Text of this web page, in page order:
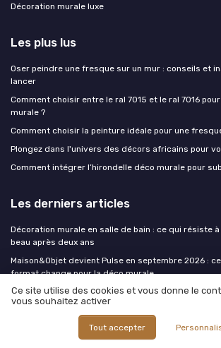
Décoration murale luxe
Les plus lus
Oser peindre une fresque sur un mur : conseils et
lancer
Comment choisir entre le ral 7015 et le ral 7016
murale ?
Comment choisir la peinture idéale pour une
Plongez dans l'univers des décors africains pour
Comment intégrer l’hirondelle déco murale pour
Les derniers articles
Décoration murale en salle de bain : ce qui résiste
beau après deux ans
Maison&Objet devient Pulse en septembre 2026 :
format change pour la déco murale
Rentrée : organiser et décorer les murs de la
avant septembre
Oser le mur noir : pourquoi les petits espaces ont
Ce site utilise des cookies et vous donne le
vous souhaitez activer
Tout accepter